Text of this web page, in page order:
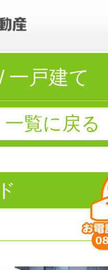
一戸建て
一覧に戻る